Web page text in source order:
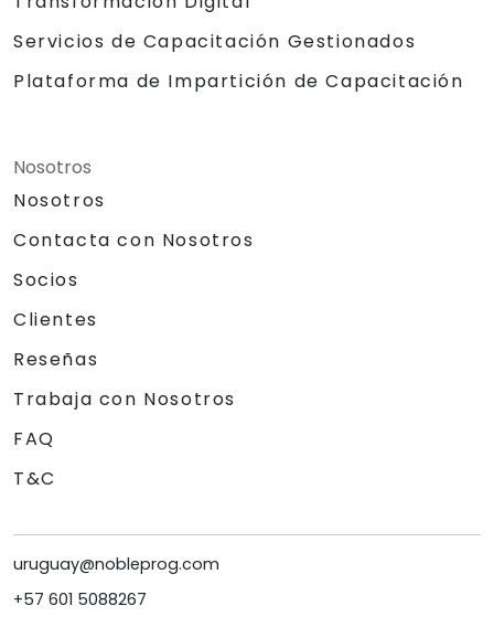
Servicios de Capacitación Gestionados
Plataforma de Impartición de Capacitación
Nosotros
Nosotros
Contacta con Nosotros
Socios
Clientes
Reseñas
Trabaja con Nosotros
FAQ
T&C
uruguay@nobleprog.com
+57 601 5088267